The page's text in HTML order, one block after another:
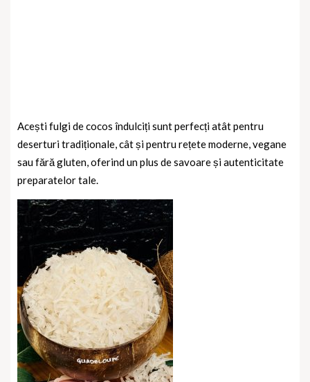
Acești fulgi de cocos îndulciți sunt perfecți atât pentru
deserturi tradiționale, cât și pentru rețete moderne, vegane
sau fără gluten, oferind un plus de savoare și autenticitate
preparatelor tale.